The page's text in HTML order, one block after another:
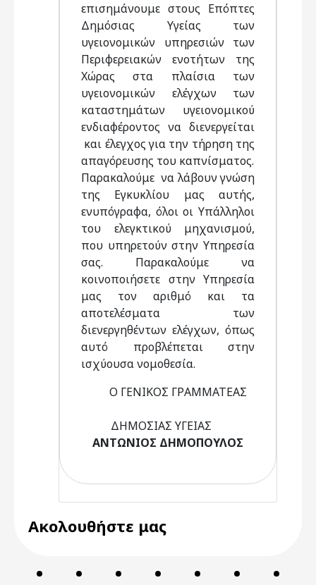
επισημάνουμε στους Επόπτες
Δημόσιας Υγείας των
υγειονομικών υπηρεσιών των
Περιφερειακών ενοτήτων της
Χώρας στα πλαίσια των
υγειονομικών ελέγχων των
καταστημάτων υγειονομικού
ενδιαφέροντος να διενεργείται
και έλεγχος για την τήρηση της
απαγόρευσης του καπνίσματος.
Παρακαλούμε να λάβουν γνώση
της Εγκυκλίου μας αυτής,
ενυπόγραφα, όλοι οι Υπάλληλοι
του ελεγκτικού μηχανισμού,
που υπηρετούν στην Υπηρεσία
σας. Παρακαλούμε να
κοινοποιήσετε στην Υπηρεσία
μας τον αριθμό και τα
αποτελέσματα των
διενεργηθέντων ελέγχων, όπως
αυτό προβλέπεται στην
ισχύουσα νομοθεσία.
Ο ΓΕΝΙΚΟΣ ΓΡΑΜΜΑΤΕΑΣ
ΔΗΜΟΣΙΑΣ ΥΓΕΙΑΣ
ΑΝΤΩΝΙΟΣ ΔΗΜΟΠΟΥΛΟΣ
Ακολουθήστε μας